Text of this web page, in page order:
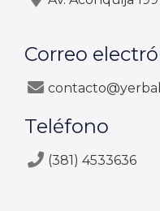
Correo
Teléfono
(381) 4533636